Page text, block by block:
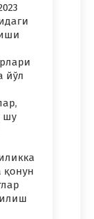
йўл
шу
қонун